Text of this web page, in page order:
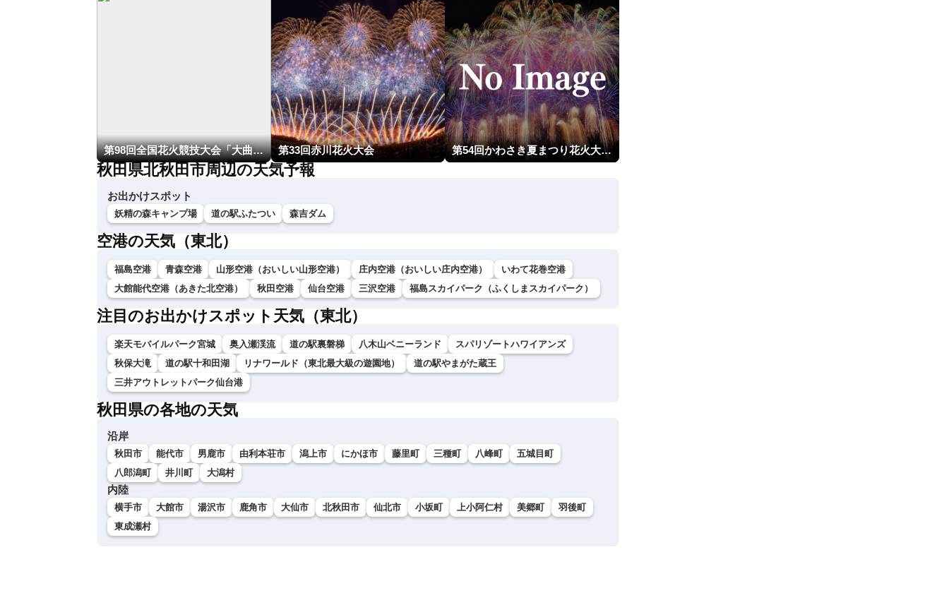
第98回全国花火競技大会「大曲の花火」 第33回赤川花火大会 第54回かわさき夏まつり花火大会「おらが自慢のでっかい花火」
秋田県北秋田市周辺の天気予報
お出かけスポット
妖精の森キャンプ場 道の駅ふたつい 森吉ダム
空港の天気（東北）
福島空港 青森空港 山形空港（おいしい山形空港） 庄内空港（おいしい庄内空港）
いわて花巻空港
大館能代空港（あきた北空港）
秋田空港 仙台空港 三沢空港 福島スカイパーク（ふくしまスカイパーク）
注目のお出かけスポット天気（東北）
楽天モバイルパーク宮城 奥入瀬渓流 道の駅裏磐梯 八木山ベニーランド
スパリゾートハワイアンズ
秋保大滝
道の駅十和田湖 リナワールド（東北最大級の遊園地）
道の駅やまがた蔵王
三井アウトレットパーク仙台港
秋田県の各地の天気
沿岸
秋田市 能代市 男鹿市 由利本荘市 潟上市 にかほ市 藤里町 三種町 八峰町
五城目町
八郎潟町
井川町 大潟村
内陸
横手市 大館市 湯沢市 鹿角市 大仙市 北秋田市 仙北市 小坂町 上小阿仁村 美郷町
羽後町
東成瀬村